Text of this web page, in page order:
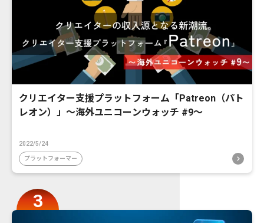
クリエイター支援プラットフォーム「Patreon（パト
レオン）」〜海外ユニコーンウォッチ #9〜
2022/5/24
プラットフォーマー